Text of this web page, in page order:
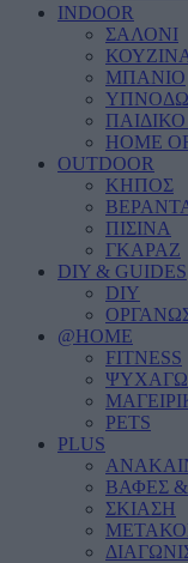
INDOOR
ΣΑΛΟΝΙ
ΜΠΑΝΙΟ
HOME
OUTDOOR
ΚΗΠΟΣ
ΠΙΣΙΝΑ
ΓΚΑΡΑΖ
DIY & GUIDES
DIY
@HOME
FITNESS
PETS
PLUS
ΒΑΦΕΣ
ΣΚΙΑΣΗ